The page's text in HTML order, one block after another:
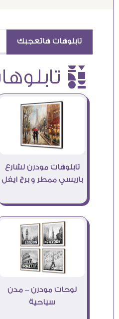
تابلوهات هاتعجبك
è تابلوهات
تابلوهات مودرن لشارع
باريسي ممطر و برج ايفل
لوحات مودرن – مدن
سياحية